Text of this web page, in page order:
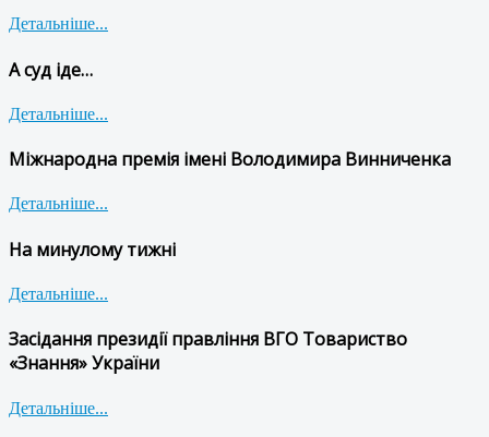
Детальніше...
А суд іде…
Детальніше...
Міжнародна премія імені Володимира Винниченка
Детальніше...
На минулому тижні
Детальніше...
Засідання президії правління ВГО Товариство
«Знання» України
Детальніше...